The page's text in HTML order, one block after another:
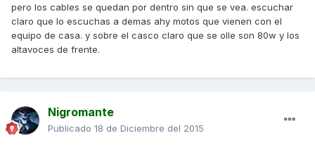
pero los cables se quedan por dentro sin que se vea. escuchar
claro que lo escuchas a demas ahy motos que vienen con el
equipo de casa. y sobre el casco claro que se olle son 80w y los
altavoces de frente.
Nigromante
Publicado 18 de Diciembre del 2015